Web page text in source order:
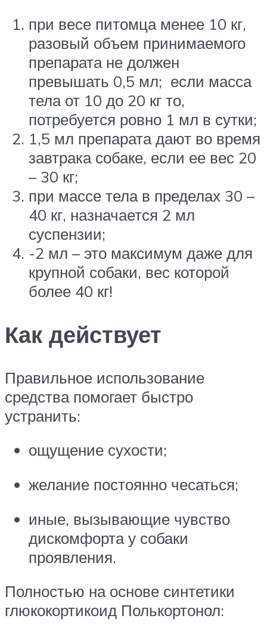
при весе питомца менее 10 кг,
разовый объем принимаемого
препарата не должен
превышать 0,5 мл; если масса
тела от 10 до 20 кг то,
потребуется ровно 1 мл в сутки;
1,5 мл препарата дают во время
завтрака собаке, если ее вес 20
– 30 кг;
при массе тела в пределах 30 –
40 кг, назначается 2 мл
суспензии;
-2 мл – это максимум даже для
крупной собаки, вес которой
более 40 кг!
Как действует
Правильное использование
средства помогает быстро
устранить:
ощущение сухости;
желание постоянно чесаться;
иные, вызывающие чувство
дискомфорта у собаки
проявления.
Полностью на основе синтетики
глюкокортикоид Полькортонол: